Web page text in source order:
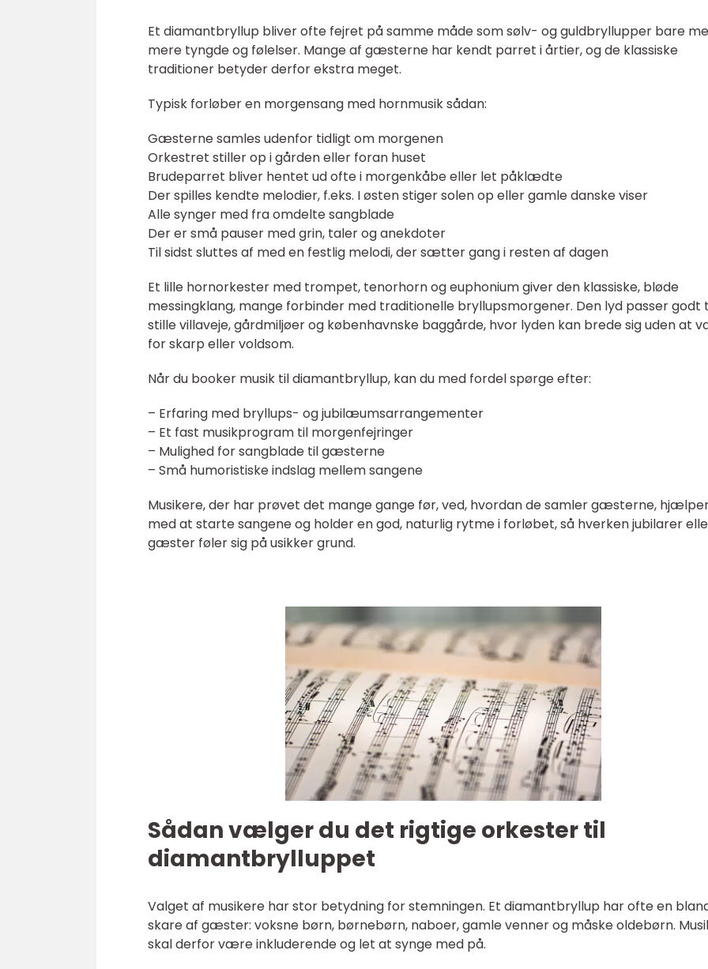
Et diamantbryllup bliver ofte fejret på samme måde som sølv- og guldbryllupper bare
mere tyngde og følelser. Mange af gæsterne har kendt parret i årtier, og de klassiske
traditioner betyder derfor ekstra meget.
Typisk forløber en morgensang med hornmusik sådan:
Gæsterne samles udenfor tidligt om morgenen
Orkestret stiller op i gården eller foran huset
Brudeparret bliver hentet ud ofte i morgenkåbe eller let påklædte
Der spilles kendte melodier, f.eks. I østen stiger solen op eller gamle danske viser
Alle synger med fra omdelte sangblade
Der er små pauser med grin, taler og anekdoter
Til sidst sluttes af med en festlig melodi, der sætter gang i resten af dagen
Et lille hornorkester med trompet, tenorhorn og euphonium giver den klassiske, bløde
messingklang, mange forbinder med traditionelle bryllupsmorgener. Den lyd passer godt
stille villaveje, gårdmiljøer og københavnske baggårde, hvor lyden kan brede sig uden at
for skarp eller voldsom.
Når du booker musik til diamantbryllup, kan du med fordel spørge efter:
– Erfaring med bryllups- og jubilæumsarrangementer
– Et fast musikprogram til morgenfejringer
– Mulighed for sangblade til gæsterne
– Små humoristiske indslag mellem sangene
Musikere, der har prøvet det mange gange før, ved, hvordan de samler gæsterne,
med at starte sangene og holder en god, naturlig rytme i forløbet, så hverken jubilarer
gæster føler sig på usikker grund.
Sådan vælger du det rigtige orkester til
diamantbrylluppet
Valget af musikere har stor betydning for stemningen. Et diamantbryllup har ofte en
skare af gæster: voksne børn, børnebørn, naboer, gamle venner og måske oldebørn.
skal derfor være inkluderende og let at synge med på.